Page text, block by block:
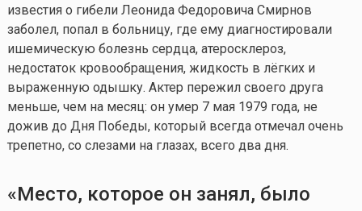
известия о гибели Леонида Федоровича Смирнов
заболел, попал в больницу, где ему диагностировали
ишемическую болезнь сердца, атеросклероз,
недостаток кровообращения, жидкость в лёгких и
выраженную одышку. Актер пережил своего друга
меньше, чем на месяц: он умер 7 мая 1979 года, не
дожив до Дня Победы, который всегда отмечал очень
трепетно, со слезами на глазах, всего два дня.
«Место, которое он занял, было